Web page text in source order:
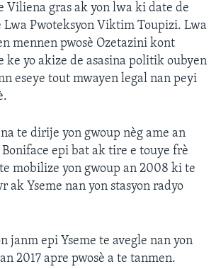
Viliena gras ak yon lwa ki date de
Lwa Pwoteksyon Viktim Toupizi. Lwa
mennen pwosè Ozetazini kont
ke yo akize de asasina politik oubyen
eseye tout mwayen legal nan peyi
te dirije yon gwoup nèg ame an
epi bat ak tire e touye frè
mobilize yon gwoup an 2008 ki te
ak Yseme nan yon stasyon radyo
janm epi Yseme te avegle nan yon
2017 apre pwosè a te tanmen.